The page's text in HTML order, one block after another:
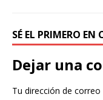
SÉ EL PRIMERO EN
Dejar una
Tu dirección de